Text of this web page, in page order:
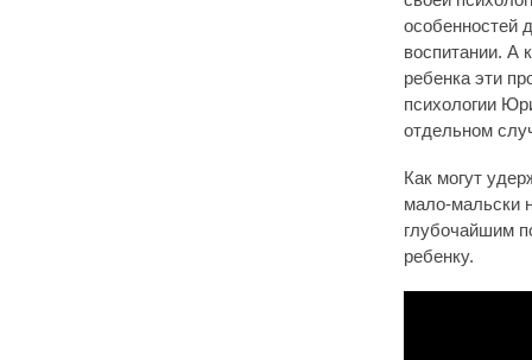
особенностей
воспитании. А
ребенка эти
психологии
отдельном
Как могут
мало-мальски
глубочайшим
ребенку.